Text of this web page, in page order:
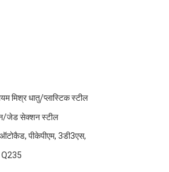
मिश्र धातु/प्लास्टिक स्टील
जेड सेक्शन स्टील
ऑटोकैड, पीकेपीएम, 3डी3एस,